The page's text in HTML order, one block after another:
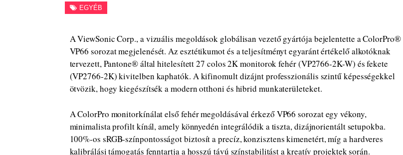
EGYÉB
A ViewSonic Corp., a vizuális megoldások globálisan vezető gyártója bejelentette a ColorPro®
VP66 sorozat megjelenését. Az esztétikumot és a teljesítményt egyaránt értékelő alkotóknak
tervezett, Pantone® által hitelesített 27 colos 2K monitorok fehér (VP2766-2K-W) és fekete
(VP2766-2K) kivitelben kaphatók. A kifinomult dizájnt professzionális szintű képességekkel
ötvözik, hogy kiegészítsék a modern otthoni és hibrid munkaterületeket.
A ColorPro monitorkínálat első fehér megoldásával érkező VP66 sorozat egy vékony,
minimalista profilt kínál, amely könnyedén integrálódik a tiszta, dizájnorientált setupokba.
100%-os sRGB-színpontosságot biztosít a precíz, konzisztens kimenetért, míg a hardveres
kalibrálási támogatás fenntartja a hosszú távú színstabilitást a kreatív projektek során.